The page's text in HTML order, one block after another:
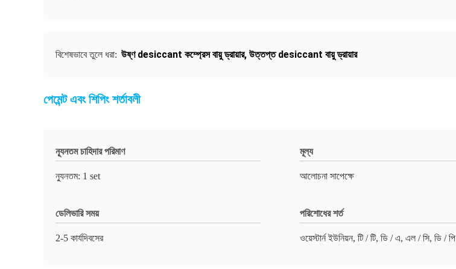
বিশেষভাবে তুলে ধরা: উষ্ণ desiccant কম্প্রেস বায়ু ড্রায়ার, উত্তপ্ত desiccant বায়ু ড্রায়ার
পেমেন্ট এবং শিপিং শর্তাবলী
ন্যূনতম চাহিদার পরিমাণ
ন্যুনতম: 1 set
মূল্য
আলোচনা সাপেক্ষে
ডেলিভারি সময়
2-5 কার্যদিবসের
পরিশোধের শর্ত
ওয়েস্টার্ন ইউনিয়ন, টি / টি, ডি / এ, এল / সি, ডি / পি